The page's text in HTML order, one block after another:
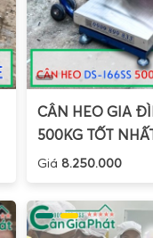
CÂN HEO GIA
500KG TỐT
Giá 8.250.000